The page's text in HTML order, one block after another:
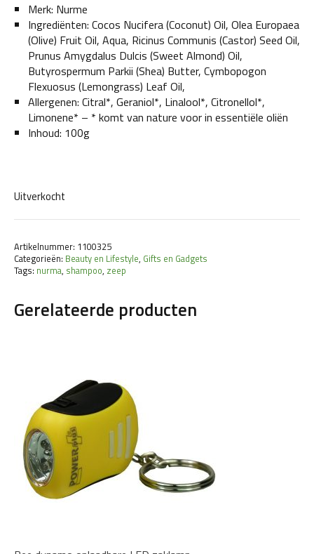
Merk: Nurme
Ingrediënten: Cocos Nucifera (Coconut) Oil, Olea Europaea
(Olive) Fruit Oil, Aqua, Ricinus Communis (Castor) Seed Oil,
Prunus Amygdalus Dulcis (Sweet Almond) Oil,
Butyrospermum Parkii (Shea) Butter, Cymbopogon
Flexuosus (Lemongrass) Leaf Oil,
Allergenen: Citral*, Geraniol*, Linalool*, Citronellol*,
Limonene* – * komt van nature voor in essentiële oliën
Inhoud: 100g
Uitverkocht
Artikelnummer: 1100325
Categorieën: Beauty en Lifestyle, Gifts en Gadgets
Tags: nurma, shampoo, zeep
Gerelateerde producten